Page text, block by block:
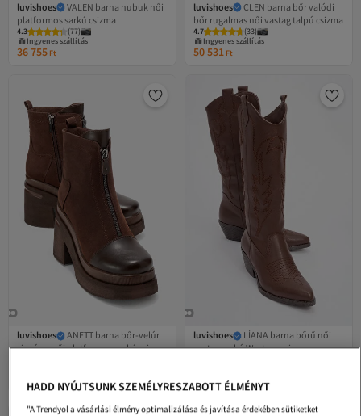
luvishoes
VALEN barna nubuk női
platformos sarkú csizma
4.3 (77)
Ingyenes szállítás
36 755 Ft
luvishoes
CLEN barna bőr valódi
bőr rugalmas női vastag talpú csizma
4.7 (33)
Ingyenes szállítás
50 531 Ft
luvishoes
ANETT barna bőr-velúr
cipzáras női platformos sarkú csizma
44 162 Ft
luvishoes
LİANA barna bőrű női
vastag sarkú Western csizma
Legalacsonyabb (30 nap)
23 693 Ft
HADD NYÚJTSUNK SZEMÉLYRESZABOTT ÉLMÉNYT
"A Trendyol a vásárlási élmény optimalizálása és javítása érdekében sütiketket